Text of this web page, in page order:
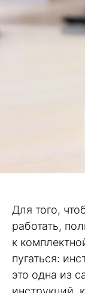
Для того,
работать,
к
пугаться:
это одна из